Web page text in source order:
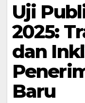
Uji
2025:
dan
Baru